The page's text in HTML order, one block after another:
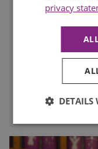
Een
iemand zich
team? In deze
grotere rol speelt
LEES MEER
privacy
DETAILS